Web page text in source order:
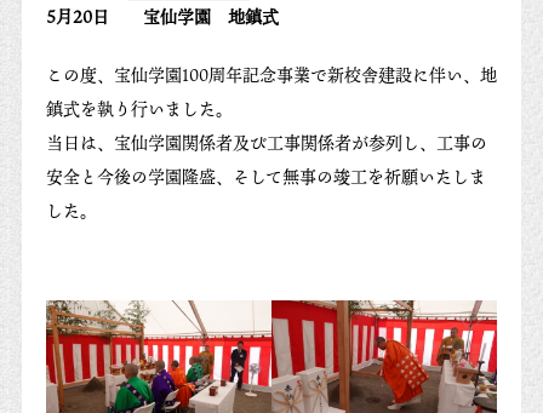
5月20日 宝仙学園 地鎮式
この度、宝仙学園100周年記念事業で新校舎建設に伴い、地
鎮式を執り行いました。
当日は、宝仙学園関係者及び工事関係者が参列し、工事の
安全と今後の学園隆盛、そして無事の竣工を祈願いたしま
した。